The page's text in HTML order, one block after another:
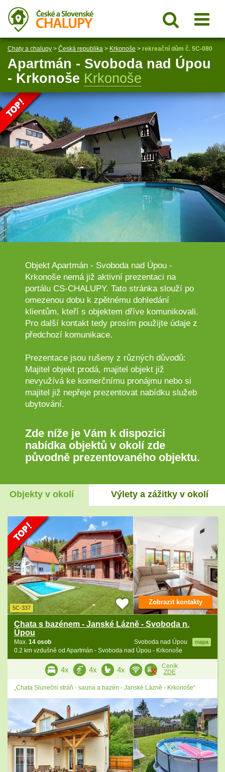
Chaty a chalupy > Česká republika > Krkonoše > rekreační dům č. 5C-080
Apartmán - Svoboda nad Úpou
- Krkonoše Krkonoše
Objekt Apartmán - Svoboda nad Úpou -
Krkonoše nemá již aktivní prezentaci na
portálu CS-CHALUPY. Tato stránka slouží po
omezenou dobu k zpětnému dohledání
klientům, kteří s objektem dříve komunikovali.
Pro další kontakt tedy prosím použijte údaje z
předchozí komunikace.
Prezentace jsou rušeny z různých důvodů:
Majitel objekt prodá, majitel objekt již
nevyužívá ke komerčnímu pronájmu nebo si
majitel již nepřeje prezentovat nabídku služeb
ubytování.
Zde níže je Vám k dispozici
nabídka objektů v okolí zde
původně prezentovaného objektu.
Objekty v okolí Výlety a zážitky v okolí
5C-337
Chata s bazénem - Janské Lázně - Svoboda n.
Úpou
Svoboda nad Úpou mapa
Max. 14 osob
0.2 km vzdušně od Apartmán - Svoboda nad Úpou - Krkonoše
Zobrazit kontakty
4x 4x 4x
Ceník
ZDE
„Chata Sluneční stráň - sauna a bazén - Janské Lázně - Krkonoše“